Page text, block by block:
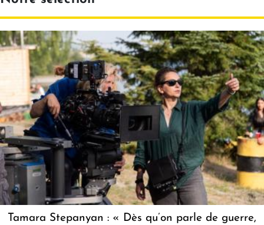
Tamara Stepanyan : « Dès qu’on parle de guerre,